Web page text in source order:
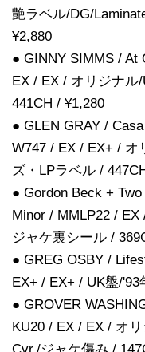
艶ラベル/DG/
¥2,880
● GINNY SIMMS / At
EX / EX / オリジナル
441CH / ¥1,280
● GLEN GRAY /
W747 / EX / EX+ / オ
ズ・LPラベル /
● Gordon Beck +
Minor / MMLP22 /
ジャケ裏シール /
● GREG OSBY /
EX+ / EX+ / UK盤/'93
● GROVER
KU20 / EX / EX / オ
Cvr./ジャケ傷み /